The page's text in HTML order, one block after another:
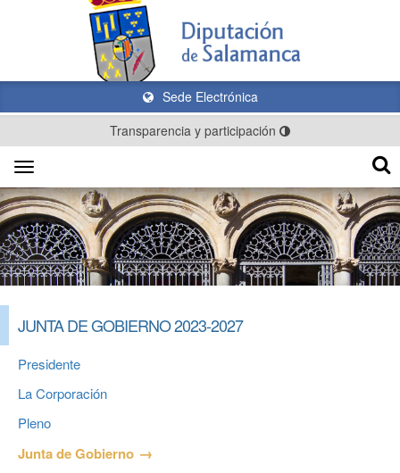
Sede Electrónica
Transparencia y participación
Toggle
navigation
JUNTA DE GOBIERNO 2023-2027
Presidente
La Corporación
Pleno
Junta de Gobierno